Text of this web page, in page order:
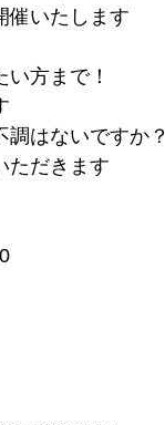
催いたします
方まで！
調はないですか？
ただきます